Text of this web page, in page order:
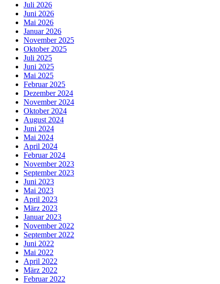
Juli 2026
Juni 2026
Mai 2026
Januar 2026
November 2025
Oktober 2025
Juli 2025
Juni 2025
Mai 2025
Februar 2025
Dezember 2024
November 2024
Oktober 2024
August 2024
Juni 2024
Mai 2024
April 2024
Februar 2024
November 2023
September 2023
Juni 2023
Mai 2023
April 2023
März 2023
Januar 2023
November 2022
September 2022
Juni 2022
Mai 2022
April 2022
März 2022
Februar 2022